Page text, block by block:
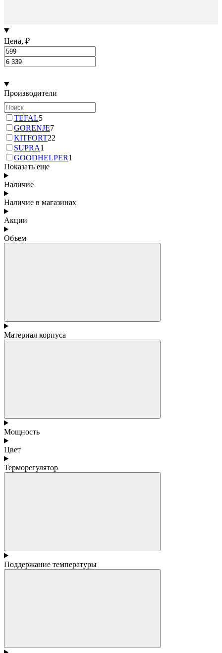
Цена, ₽
Производители
TEFAL5
GORENJE7
KITFORT22
SUPRA1
GOODHELPER1
Показать еще
Наличие
Наличие в магазинах
Акции
Объем
Материал корпуса
Мощность
Цвет
Терморегулятор
Поддержание температуры